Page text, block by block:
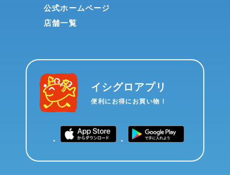
公式ホームページ
店舗一覧
イシグロアプリ
便利にお得にお買い物！